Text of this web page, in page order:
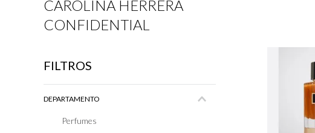
CAROLINA HERRERA
CONFIDENTIAL
FILTROS
DEPARTAMENTO
Perfumes
boss